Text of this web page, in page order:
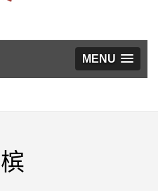
MENU